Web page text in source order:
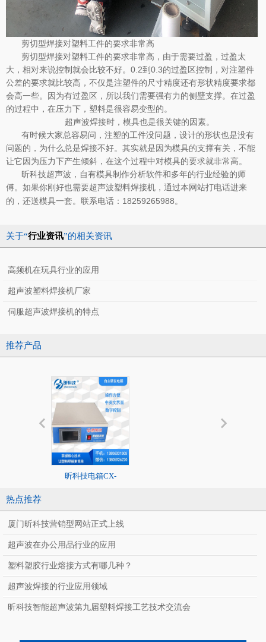
剪切型焊接对塑料工件的要求非常高
剪切型焊接对塑料工件的要求非常高，由于需要过盈，过盈太
大，相对来说控制就会比较不好。0.2到0.3的过盈区控制，对注塑件
公差的要求就比较高，不仅是注塑件的尺寸精度还有形状精度要求都
会高一些。因为有过盈区，所以我们需要强有力的侧壁支撑。在过盈
的过程中，在压力下，塑料是很容易变型的。
超声波焊接时，模具也是很关键的因素。
有时候大家总容易问，注塑的工件没问题，设计的形状也是没有
问题的，为什么总是焊接不好。其实就是因为模具的支撑有关，不能
让它因为压力下产生倾斜，在这个过程中对模具的要求就非常高。
昕科技超声波，自有模具制作分析软件和多年的行业经验的师
傅。如果你刚好也需要超声波塑料焊接机 ，通过本网站打电话进来
的，还送模具一套。联系电话：18259265988。
关于“行业资讯”的相关资讯
高频机在玩具行业的应用
超声波塑料焊接机厂家
伺服超声波焊接机的特点
推荐产品
昕科技电箱CX-
全自动智能超声波
热点推荐
厦门昕科技营销型网站正式上线
超声波在办公用品行业的应用
塑料塑胶行业熔接方式有哪几种？
超声波焊接的行业应用领域
昕科技智能超声波第九届塑料焊接工艺技术交流会